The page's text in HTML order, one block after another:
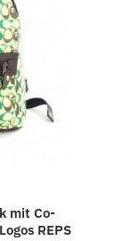
mit Co-
REPS